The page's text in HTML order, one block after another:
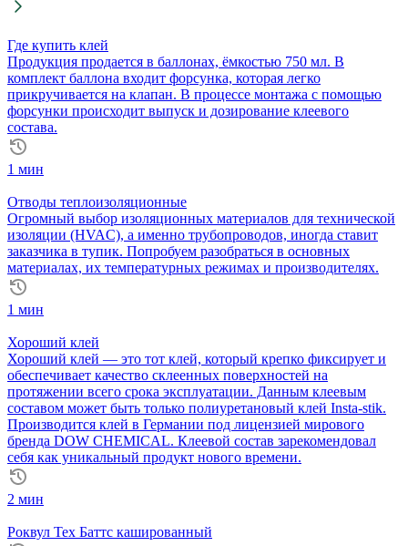
Где купить клей
Продукция продается в баллонах, ёмкостью 750 мл. В
комплект баллона входит форсунка, которая легко
прикручивается на клапан. В процессе монтажа с помощью
форсунки происходит выпуск и дозирование клеевого
состава.
1 мин
Отводы теплоизоляционные
Огромный выбор изоляционных материалов для технической
изоляции (HVAC), а именно трубопроводов, иногда ставит
заказчика в тупик. Попробуем разобраться в основных
материалах, их температурных режимах и производителях.
1 мин
Хороший клей
Хороший клей — это тот клей, который крепко фиксирует и
обеспечивает качество склеенных поверхностей на
протяжении всего срока эксплуатации. Данным клеевым
составом может быть только полиуретановый клей Insta-stik.
Производится клей в Германии под лицензией мирового
бренда DOW CHEMICAL. Клеевой состав зарекомендовал
себя как уникальный продукт нового времени.
2 мин
Роквул Тех Баттс кашированный